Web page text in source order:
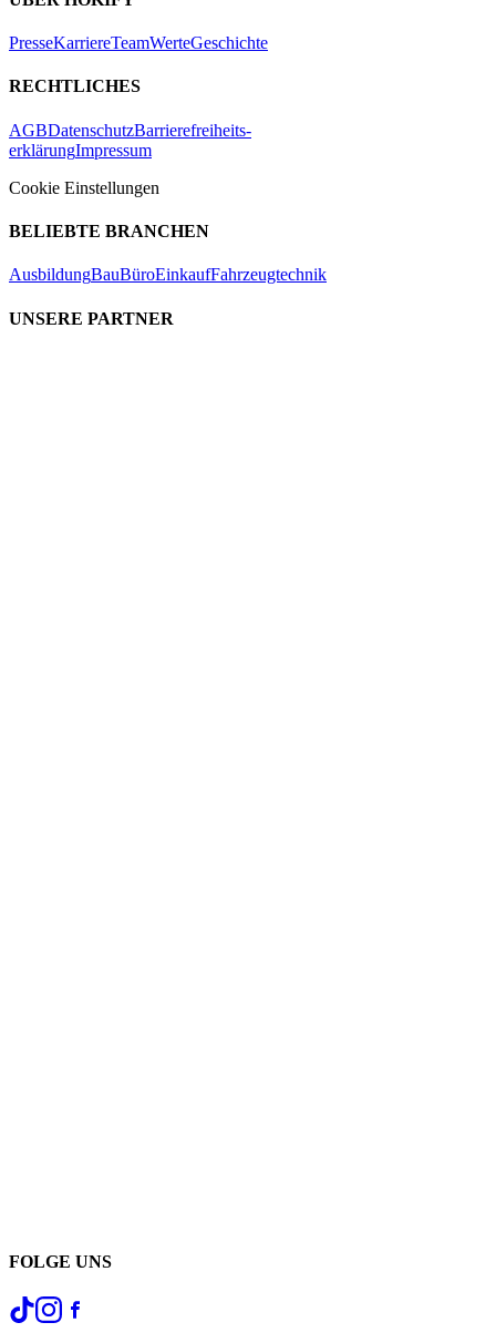
PresseKarriereTeamWerteGeschichte
RECHTLICHES
AGBDatenschutzBarrierefreiheits-
erklärungImpressum
Cookie Einstellungen
BELIEBTE BRANCHEN
AusbildungBauBüroEinkaufFahrzeugtechnik
UNSERE PARTNER
FOLGE UNS